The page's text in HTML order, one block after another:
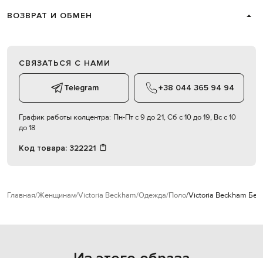
ВОЗВРАТ И ОБМЕН
СВЯЗАТЬСЯ С НАМИ
Telegram +38 044 365 94 94
График работы колцентра: Пн-Пт с 9 до 21, Сб с 10 до 19, Вс с 10
до 18
Код товара: 322221
Главная Женщинам Victoria Beckham Одежда Поло Victoria Beckham